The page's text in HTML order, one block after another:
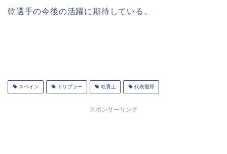
乾選手の今後の活躍に期待している。
スペイン ドリブラー 乾貴士 代表復帰
スポンサーリンク